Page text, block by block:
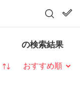
検索結果
並び替え